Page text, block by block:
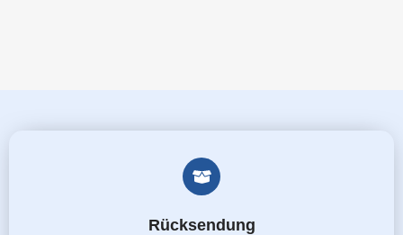
Rücksendung